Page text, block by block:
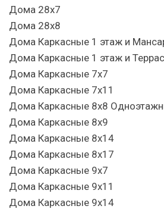
Дома 28х7
Дома 28х8
Дома Каркасные 1 этаж и
Дома Каркасные 1 этаж и
Дома Каркасные 7х7
Дома Каркасные 7х11
Дома Каркасные 8х8
Дома Каркасные 8х9
Дома Каркасные 8х14
Дома Каркасные 8х17
Дома Каркасные 9х7
Дома Каркасные 9х11
Дома Каркасные 9х14